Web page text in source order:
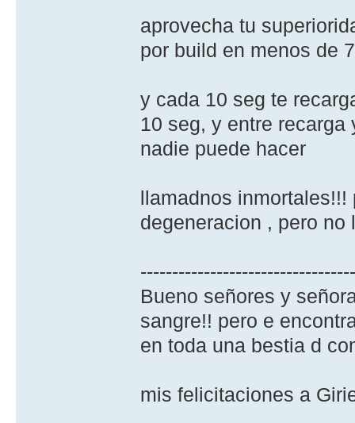
aprovecha tu
por build en menos de
y cada 10 seg te
10 seg, y entre
nadie puede hacer
llamadnos
degeneracion , pero no
Bueno señores y
sangre!! pero e
en toda una bestia d
mis felicitaciones a